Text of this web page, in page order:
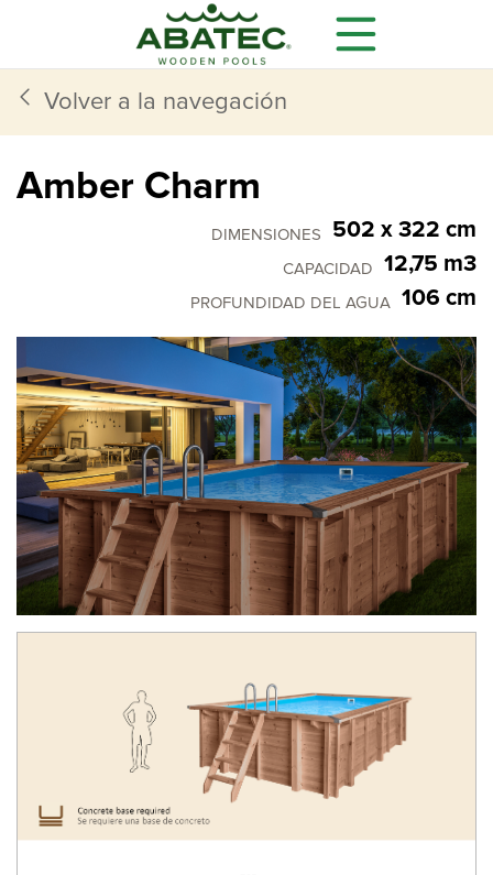
Magia de la madera FAQ
Volver a la navegación
Amber Charm
DIMENSIONES 502 x 322 cm
CAPACIDAD 12,75 m3
PROFUNDIDAD DEL AGUA 106 cm
Todo lo que necesita
se incluye de manera
estándar
Todas las piscinas de madera Abatec vienen con
todo el equipo necesario para la construcción y
operación: desde escaleras hasta dispositivos de
purificación de agua. ¡Y todo esto incluido en el
precio!
Montaje detallado instrucción